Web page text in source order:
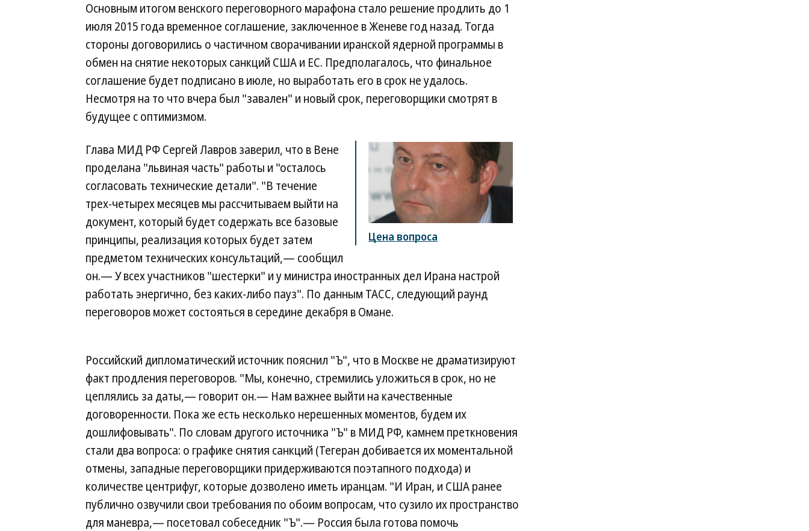
Основным итогом венского переговорного марафона стало решение продлить до 1
июля 2015 года временное соглашение, заключенное в Женеве год назад. Тогда
стороны договорились о частичном сворачивании иранской ядерной программы в
обмен на снятие некоторых санкций США и ЕС. Предполагалось, что финальное
соглашение будет подписано в июле, но выработать его в срок не удалось.
Несмотря на то что вчера был "завален" и новый срок, переговорщики смотрят в
будущее с оптимизмом.
Цена вопроса
Глава МИД РФ Сергей Лавров заверил, что в Вене
проделана "львиная часть" работы и "осталось
согласовать технические детали". "В течение
трех-четырех месяцев мы рассчитываем выйти на
документ, который будет содержать все базовые
принципы, реализация которых будет затем
предметом технических консультаций,— сообщил
он.— У всех участников "шестерки" и у министра иностранных дел Ирана настрой
работать энергично, без каких-либо пауз". По данным ТАСС, следующий раунд
переговоров может состояться в середине декабря в Омане.
Российский дипломатический источник пояснил "Ъ", что в Москве не драматизируют
факт продления переговоров. "Мы, конечно, стремились уложиться в срок, но не
цеплялись за даты,— говорит он.— Нам важнее выйти на качественные
договоренности. Пока же есть несколько нерешенных моментов, будем их
дошлифовывать". По словам другого источника "Ъ" в МИД РФ, камнем преткновения
стали два вопроса: о графике снятия санкций (Тегеран добивается их моментальной
отмены, западные переговорщики придерживаются поэтапного подхода) и
количестве центрифуг, которые дозволено иметь иранцам. "И Иран, и США ранее
публично озвучили свои требования по обоим вопросам, что сузило их пространство
для маневра,— посетовал собеседник "Ъ".— Россия была готова помочь